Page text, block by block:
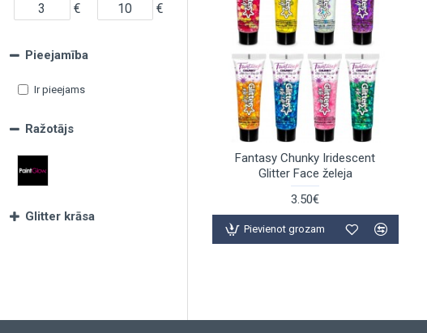
€ €
Ražotājs
Glitter krāsa
Pieejamība
Ir pieejams
Fantasy Chunky Iridescent
Glitter Face želeja
3.50€
Pievienot grozam